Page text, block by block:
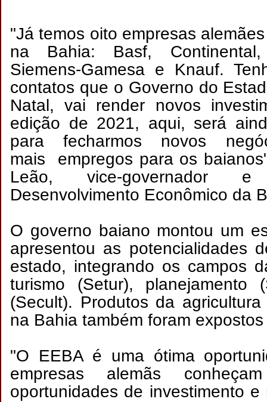
"Já temos oito empresas
na Bahia: Basf,
Siemens-Gamesa e Knauf.
contatos que o Governo do
Natal, vai render novos
edição de 2021, aqui, será
para fecharmos novos
mais empregos para os
Leão, vice-governador
Desenvolvimento Econômico da
O governo baiano montou um
apresentou as potencialidades
estado, integrando os campos
turismo (Setur), planejamento
(Secult). Produtos da
na Bahia também foram
"O EEBA é uma ótima
empresas alemãs
oportunidades de investimento